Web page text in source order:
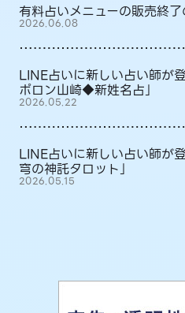
有料占いメニューの販売終
2026.06.08
LINE占いに新しい占い師が
ポロン山崎◆新姓名占」
2026.05.22
LINE占いに新しい占い師が
穹の神託タロット」
2026.05.15